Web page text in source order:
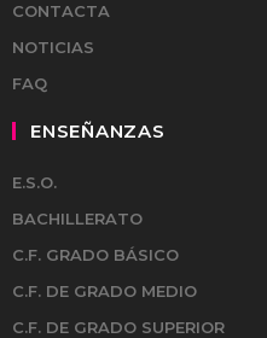
CONTACTA
NOTICIAS
FAQ
ENSEÑANZAS
E.S.O.
BACHILLERATO
C.F. GRADO BÁSICO
C.F. DE GRADO MEDIO
C.F. DE GRADO SUPERIOR